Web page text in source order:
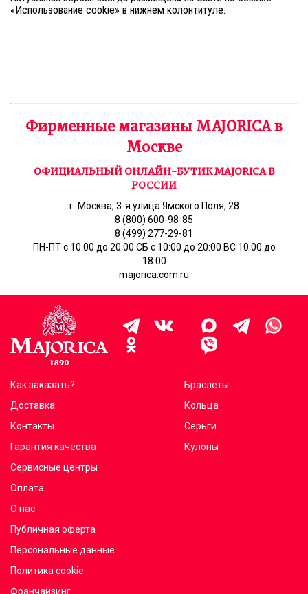
«Использование cookie» в нижнем колонтитуле.
Фирменные магазины MAJORICA в
Москве
ОФИЦИАЛЬНЫЙ ОНЛАЙН-БУТИК MAJORICA В
РОССИИ
г. Москва, 3-я улица Ямского Поля, 28
8 (800) 600-98-85
8 (499) 277-29-81
ПН-ПТ с 10:00 до 20:00 СБ с 10:00 до 20:00 ВС 10:00 до
18:00
majorica.com.ru
Как заказать?
Доставка
Контакты
Гарантия качества
Сервисные центры
Оплата
О нас
Публичная оферта
Персональные данные
Политика cookie
Франчайзинг
Браслеты
Кольца
Серьги
Кулоны